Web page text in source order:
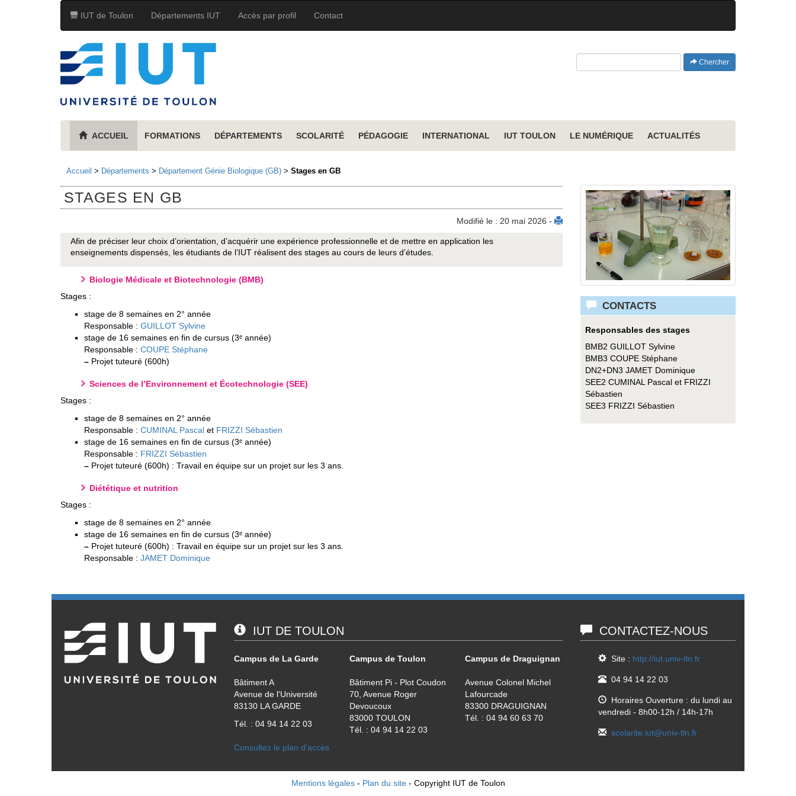
IUT de Toulon Départements IUT Accès par profil Contact
Chercher
ACCUEIL FORMATIONS DÉPARTEMENTS SCOLARITÉ PÉDAGOGIE INTERNATIONAL IUT TOULON LE NUMÉRIQUE ACTUALITÉS
Accueil > Départements > Département Génie Biologique (GB) > Stages en GB
STAGES EN GB
Modifié le : 20 mai 2026 -
Afin de préciser leur choix d’orientation, d’acquérir une expérience professionnelle et de mettre en application les
enseignements dispensés, les étudiants de l’IUT réalisent des stages au cours de leurs d’études.
Biologie Médicale et Biotechnologie (BMB)
Stages :
stage de 8 semaines en 2° année
Responsable : GUILLOT Sylvine
stage de 16 semaines en fin de cursus (3ᵉ année)
Responsable : COUPE Stéphane
– Projet tuteuré (600h)
Sciences de l’Environnement et Écotechnologie (SEE)
Stages :
stage de 8 semaines en 2° année
Responsable : CUMINAL Pascal et FRIZZI Sébastien
stage de 16 semaines en fin de cursus (3ᵉ année)
Responsable : FRIZZI Sébastien
– Projet tuteuré (600h) : Travail en équipe sur un projet sur les 3 ans.
Diététique et nutrition
Stages :
stage de 8 semaines en 2° année
stage de 16 semaines en fin de cursus (3ᵉ année)
– Projet tuteuré (600h) : Travail en équipe sur un projet sur les 3 ans.
Responsable : JAMET Dominique
CONTACTS
Responsables des stages
BMB2 GUILLOT Sylvine
BMB3 COUPE Stéphane
DN2+DN3 JAMET Dominique
SEE2 CUMINAL Pascal et FRIZZI
Sébastien
SEE3 FRIZZI Sébastien
IUT DE TOULON
Campus de La Garde
Bâtiment A
Avenue de l'Université
83130 LA GARDE
Tél. : 04 94 14 22 03
Consultez le plan d'accès
Campus de Toulon
Bâtiment Pi - Plot Coudon
70, Avenue Roger
Devoucoux
83000 TOULON
Tél. : 04 94 14 22 03
Campus de Draguignan
Avenue Colonel Michel
Lafourcade
83300 DRAGUIGNAN
Tél. : 04 94 60 63 70
CONTACTEZ-NOUS
Site : http://iut.univ-tln.fr
04 94 14 22 03
Horaires Ouverture : du lundi au
vendredi - 8h00-12h / 14h-17h
scolarite.iut@univ-tln.fr
Mentions légales- Plan du site- Copyright IUT de Toulon